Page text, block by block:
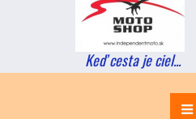
Keď cesta je ciel...